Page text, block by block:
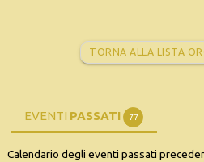
TORNA ALLA LISTA
EVENTI PASSATI 77
Calendario degli eventi passati